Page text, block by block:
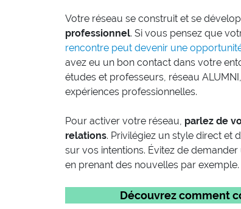
Votre réseau se construit et se
professionnel. Si vous pensez que
rencontre peut devenir une
avez eu un bon contact dans votre
études et professeurs, réseau
expériences professionnelles.
Pour activer votre réseau, parlez de
relations. Privilégiez un style direct et
sur vos intentions. Évitez de
en prenant des nouvelles par exemple.
Découvrez comment